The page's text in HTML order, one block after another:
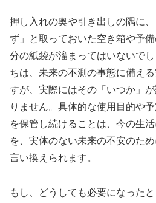
押し入れの奥や引き出しの隅に
ず」と取っておいた空き箱や予
分の紙袋が溜まってはいないで
ちは、未来の不測の事態に備え
すが、実際にはその「いつか」
りません。具体的な使用目的や
を保管し続けることは、今の生
を、実体のない未来の不安のた
言い換えられます。
もし、どうしても必要になった